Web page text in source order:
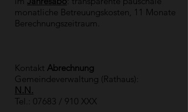
monatliche Betreuungskosten, 11 Monate
Berechnungszeitraum.
Kontakt Abrechnung
Gemeindeverwaltung (Rathaus):
N.N.
Tel.: 07683 / 910 XXX